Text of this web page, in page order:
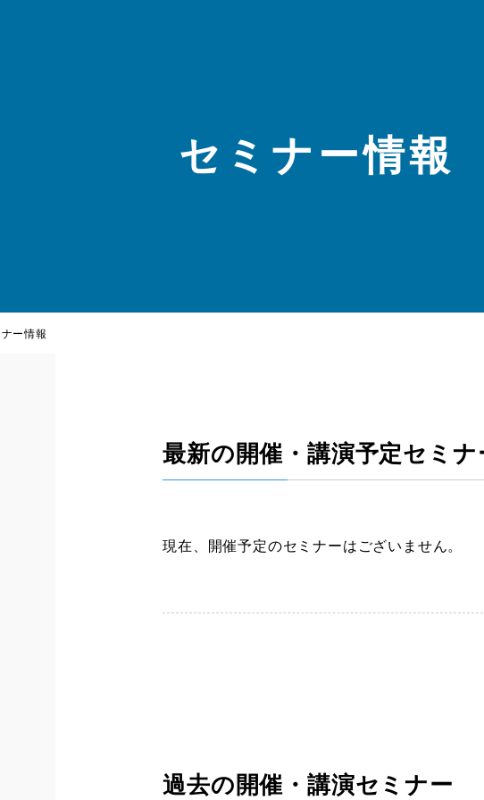
セミナー情報
ー情報
最新の開催・講演予定セミナ
現在、開催予定のセミナーはございません。
過去の開催・講演セミナー